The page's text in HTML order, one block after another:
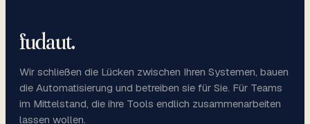
fudaut.
Wir schließen die Lücken zwischen Ihren Systemen, bauen
die Automatisierung und betreiben sie für Sie. Für Teams
im Mittelstand, die ihre Tools endlich zusammenarbeiten
lassen wollen.